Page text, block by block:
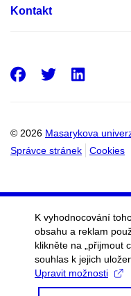
Kontakt
© 2026 Masarykova
Správce stránek
Cookies
Facebook
Twitter
K vyhodnocování
obsahu a reklam
klikněte na „přijmout
souhlas k jejich
Upravit možnosti